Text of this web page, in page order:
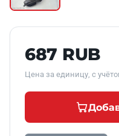
687 RUB
Цена за единицу, с